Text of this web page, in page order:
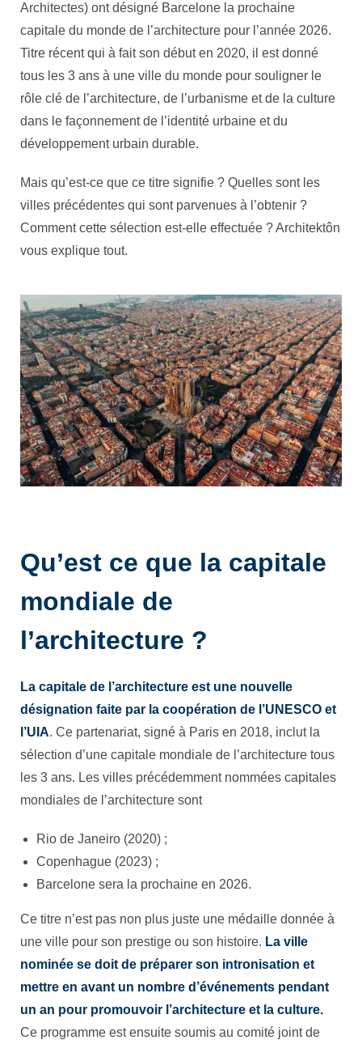
Architectes) ont désigné Barcelone la prochaine
capitale du monde de l’architecture pour l’année 2026.
Titre récent qui à fait son début en 2020, il est donné
tous les 3 ans à une ville du monde pour souligner le
rôle clé de l’architecture, de l’urbanisme et de la culture
dans le façonnement de l’identité urbaine et du
développement urbain durable.
Mais qu’est-ce que ce titre signifie ? Quelles sont les
villes précédentes qui sont parvenues à l’obtenir ?
Comment cette sélection est-elle effectuée ? Architektôn
vous explique tout.
Qu’est ce que la capitale
mondiale de
l’architecture ?
La capitale de l’architecture est une nouvelle
désignation faite par la coopération de l’UNESCO et
l’UIA. Ce partenariat, signé à Paris en 2018, inclut la
sélection d’une capitale mondiale de l’architecture tous
les 3 ans. Les villes précédemment nommées capitales
mondiales de l’architecture sont
Rio de Janeiro (2020) ;
Copenhague (2023) ;
Barcelone sera la prochaine en 2026.
Ce titre n’est pas non plus juste une médaille donnée à
une ville pour son prestige ou son histoire. La ville
nominée se doit de préparer son intronisation et
mettre en avant un nombre d’événements pendant
un an pour promouvoir l’architecture et la culture.
Ce programme est ensuite soumis au comité joint de